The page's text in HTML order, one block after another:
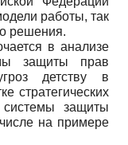
работы, так
решения.
в анализе
защиты прав
детству в
стратегических
защиты
на примере